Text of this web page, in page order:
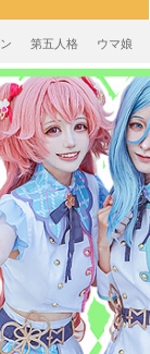
第五人格 ウマ娘